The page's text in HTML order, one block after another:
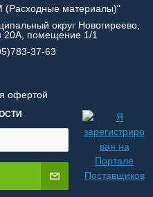
материалы)"
округ Новогиреево,
20А, помещение 1/1
37-63
офертой